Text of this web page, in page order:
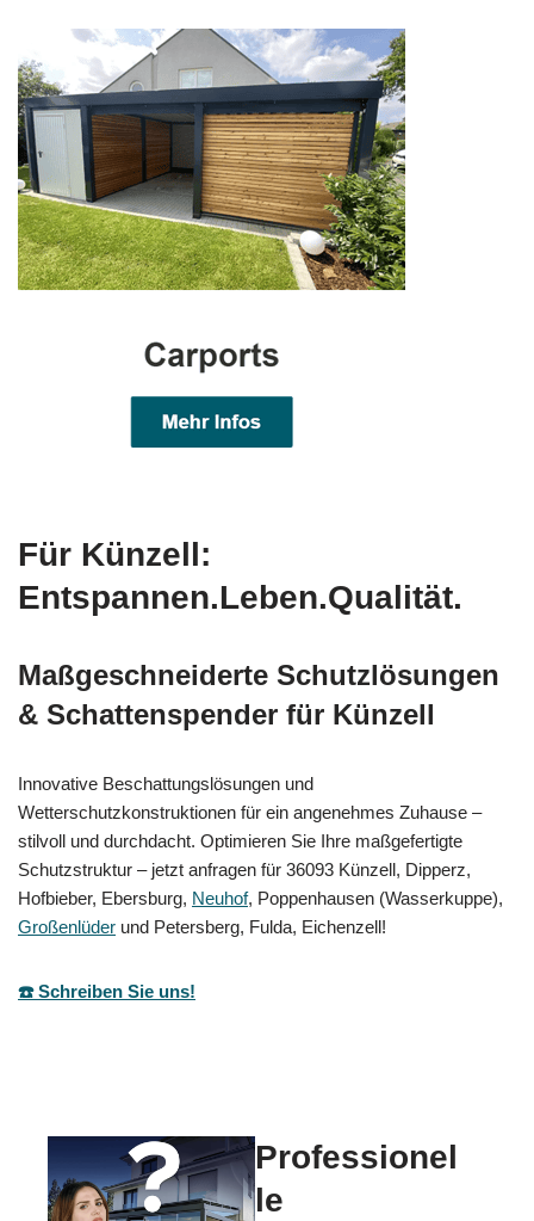
Für Künzell:
Entspannen.Leben.Qualität.
Maßgeschneiderte Schutzlösungen
& Schattenspender für Künzell
Innovative Beschattungslösungen und
Wetterschutzkonstruktionen für ein angenehmes Zuhause –
stilvoll und durchdacht. Optimieren Sie Ihre maßgefertigte
Schutzstruktur – jetzt anfragen für 36093 Künzell, Dipperz,
Hofbieber, Ebersburg, Neuhof, Poppenhausen (Wasserkuppe),
Großenlüder und Petersberg, Fulda, Eichenzell!
☎️ Schreiben Sie uns!
Professionel
le